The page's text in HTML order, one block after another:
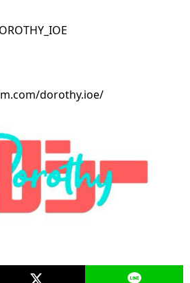
dorothy.ioe/